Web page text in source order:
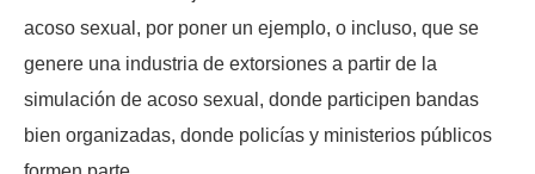
acoso sexual, por poner un ejemplo, o incluso, que se
genere una industria de extorsiones a partir de la
simulación de acoso sexual, donde participen bandas
bien organizadas, donde policías y ministerios públicos